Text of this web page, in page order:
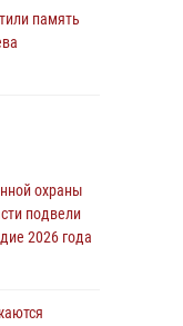
память
оказали
охраны
подвели
2026 года